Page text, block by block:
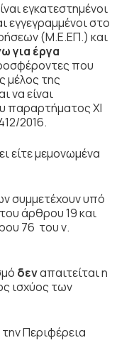
εγκατεστημένοι
εγγεγραμμένοι στο
(Μ.Ε.ΕΠ.) και
για έργα
που
μέλος της
να είναι
παραρτήματος ΧΙ
2016.
είτε μεμονωμένα
συμμετέχουν υπό
άρθρου 19 και
76 του ν.
δεναπαιτείται η
ισχύος των
Περιφέρεια